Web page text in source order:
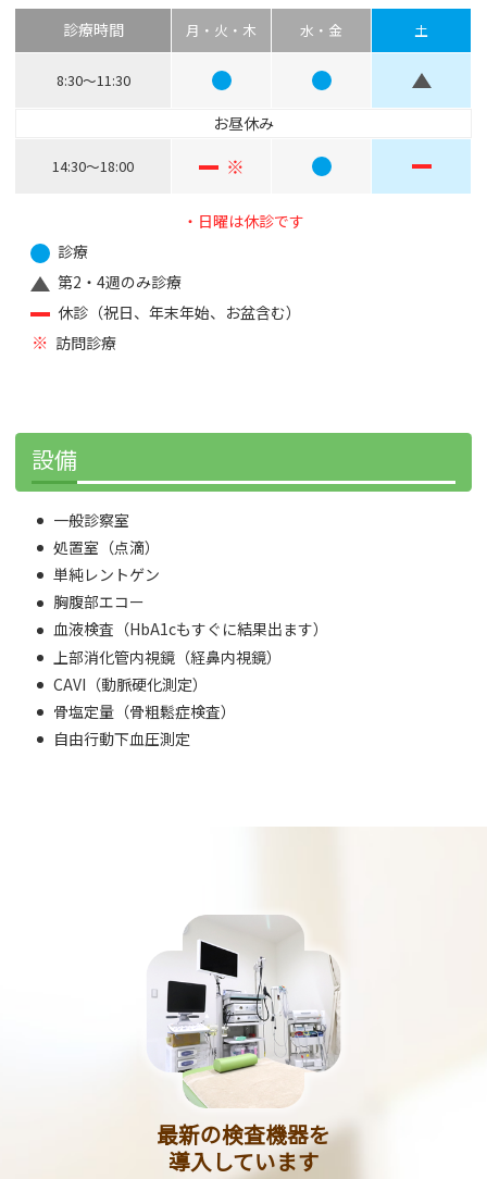
診療時間 月・火・木 水・金 土
8:30～11:30
お昼休み
14:30～18:00 ※
・日曜は休診です
診療
第2・4週のみ診療
休診（祝日、年末年始、お盆含む）
※ 訪問診療
設備
一般診察室
処置室（点滴）
単純レントゲン
胸腹部エコー
血液検査（HbA1cもすぐに結果出ます）
上部消化管内視鏡（経鼻内視鏡）
CAVI（動脈硬化測定）
骨塩定量（骨粗鬆症検査）
自由行動下血圧測定
最新の検査機器を
導入しています